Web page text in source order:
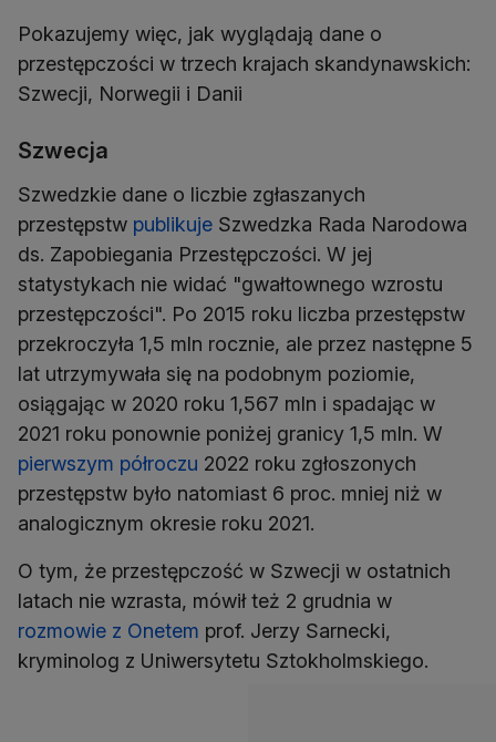
Pokazujemy więc, jak wyglądają dane o
przestępczości w trzech krajach skandynawskich:
Szwecji, Norwegii i Danii
Szwecja
Szwedzkie dane o liczbie zgłaszanych
przestępstw publikuje Szwedzka Rada Narodowa
ds. Zapobiegania Przestępczości. W jej
statystykach nie widać "gwałtownego wzrostu
przestępczości". Po 2015 roku liczba przestępstw
przekroczyła 1,5 mln rocznie, ale przez następne 5
lat utrzymywała się na podobnym poziomie,
osiągając w 2020 roku 1,567 mln i spadając w
2021 roku ponownie poniżej granicy 1,5 mln. W
pierwszym półroczu 2022 roku zgłoszonych
przestępstw było natomiast 6 proc. mniej niż w
analogicznym okresie roku 2021.
O tym, że przestępczość w Szwecji w ostatnich
latach nie wzrasta, mówił też 2 grudnia w
rozmowie z Onetem prof. Jerzy Sarnecki,
kryminolog z Uniwersytetu Sztokholmskiego.